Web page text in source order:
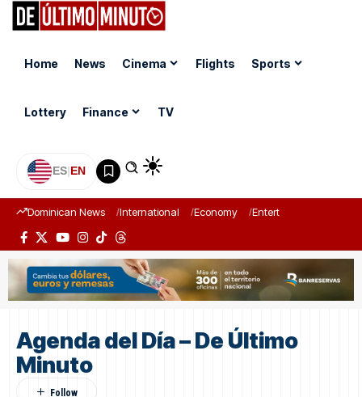
Home News Cinema Flights Sports
Lottery Finance TV
ES|EN
Dominican News International Economy Entertainment
Agenda del Día – De Último
Minuto